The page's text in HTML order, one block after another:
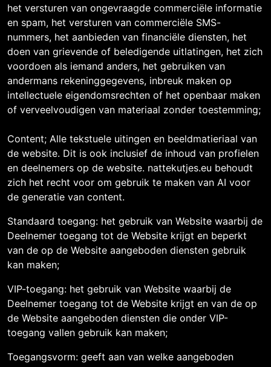
het versturen van ongevraagde commerciële informatie
en spam, het versturen van commerciële SMS-
nummers, het aanbieden van financiële diensten, het
doen van grievende of beledigende uitlatingen, het zich
voordoen als iemand anders, het gebruiken van
andermans rekeninggegevens, inbreuk maken op
intellectuele eigendomsrechten of het openbaar maken
of verveelvoudigen van materiaal zonder toestemming;
Content; Alle tekstuele uitingen en beeldmatieriaal van
de website. Dit is ook inclusief de inhoud van profielen
en deelnemers op de website. nattekutjes.eu behoudt
zich het recht voor om gebruik te maken van AI voor
de generatie van content.
Standaard toegang: het gebruik van Website waarbij de
Deelnemer toegang tot de Website krijgt en beperkt
van de op de Website aangeboden diensten gebruik
kan maken;
VIP-toegang: het gebruik van Website waarbij de
Deelnemer toegang tot de Website krijgt en van de op
de Website aangeboden diensten die onder VIP-
toegang vallen gebruik kan maken;
Toegangsvorm: geeft aan van welke aangeboden